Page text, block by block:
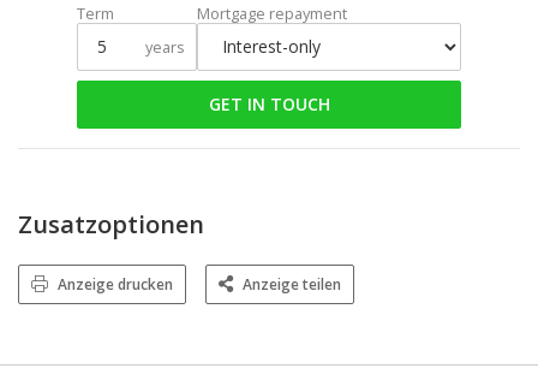
Term
years
Mortgage repayment
GET IN TOUCH
Zusatzoptionen
Anzeige drucken Anzeige teilen